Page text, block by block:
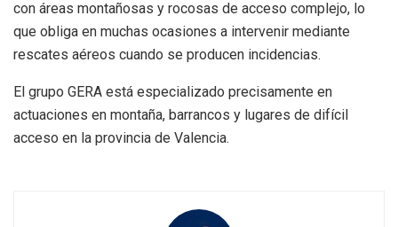
con áreas montañosas y rocosas de acceso complejo, lo
que obliga en muchas ocasiones a intervenir mediante
rescates aéreos cuando se producen incidencias.
El grupo GERA está especializado precisamente en
actuaciones en montaña, barrancos y lugares de difícil
acceso en la provincia de Valencia.